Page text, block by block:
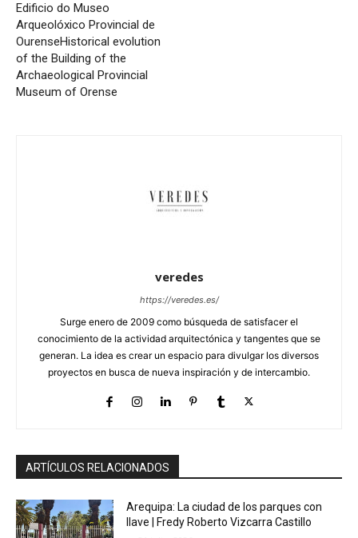
Edificio do Museo
Arqueolóxico Provincial de
OurenseHistorical evolution
of the Building of the
Archaeological Provincial
Museum of Orense
veredes
https://veredes.es/
Surge enero de 2009 como búsqueda de satisfacer el
conocimiento de la actividad arquitectónica y tangentes que se
generan. La idea es crear un espacio para divulgar los diversos
proyectos en busca de nueva inspiración y de intercambio.
ARTÍCULOS RELACIONADOS
Arequipa: La ciudad de los parques con
llave | Fredy Roberto Vizcarra Castillo